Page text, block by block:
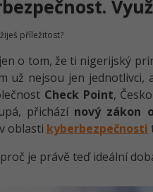
příležitost?
o tom, že ti nigerijský
už nejsou jen jednotlivci,
Check Point,
přichází nový zákon
oblasti kyberbezpečnosti
proč je právě teď ideální